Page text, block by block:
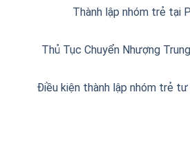
Thành lập nhóm trẻ tại
Thủ Tục Chuyển Nhượng
Điều kiện thành lập nhóm trẻ